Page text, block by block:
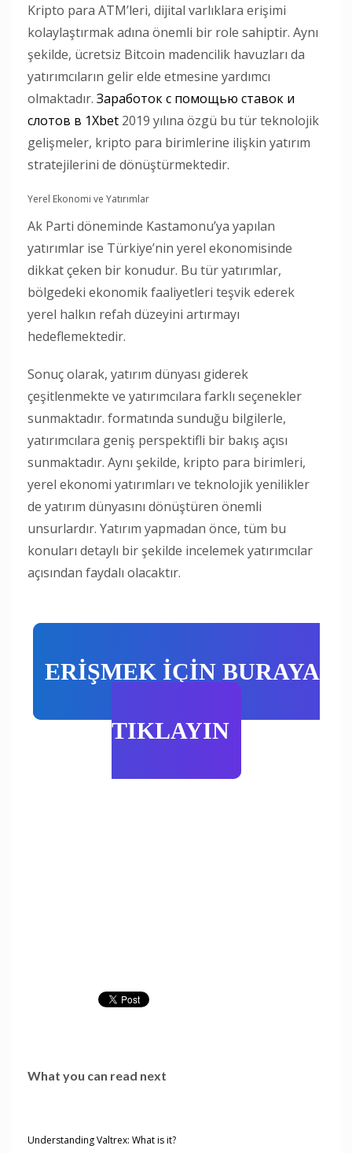
Kripto para ATM’leri, dijital varlıklara erişimi
kolaylaştırmak adına önemli bir role sahiptir. Aynı
şekilde, ücretsiz Bitcoin madencilik havuzları da
yatırımcıların gelir elde etmesine yardımcı
olmaktadır. Заработок с помощью ставок и
слотов в 1Xbet 2019 yılına özgü bu tür teknolojik
gelişmeler, kripto para birimlerine ilişkin yatırım
stratejilerini de dönüştürmektedir.
Yerel Ekonomi ve Yatırımlar
Ak Parti döneminde Kastamonu’ya yapılan
yatırımlar ise Türkiye’nin yerel ekonomisinde
dikkat çeken bir konudur. Bu tür yatırımlar,
bölgedeki ekonomik faaliyetleri teşvik ederek
yerel halkın refah düzeyini artırmayı
hedeflemektedir.
Sonuç olarak, yatırım dünyası giderek
çeşitlenmekte ve yatırımcılara farklı seçenekler
sunmaktadır. formatında sunduğu bilgilerle,
yatırımcılara geniş perspektifli bir bakış açısı
sunmaktadır. Aynı şekilde, kripto para birimleri,
yerel ekonomi yatırımları ve teknolojik yenilikler
de yatırım dünyasını dönüştüren önemli
unsurlardır. Yatırım yapmadan önce, tüm bu
konuları detaylı bir şekilde incelemek yatırımcılar
açısından faydalı olacaktır.
ERİŞMEK İÇİN BURAYA
TIKLAYIN
What you can read next
Understanding Valtrex: What is it?